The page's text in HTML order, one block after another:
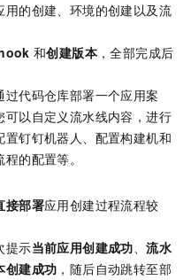
用的创建、环境的创建以及流
和创建版本 ，全部完成后
代码仓库部署一个应用案
以自定义流水线内容，进行
置钉钉机器人、 配置构建机和
的配置等。
接部署应用创建过程流程较
提示当前应用创建成功、流水
创建成功 ，随后自动跳转至部